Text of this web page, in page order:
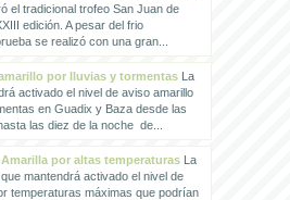
el tradicional trofeo San Juan de
edición. A pesar del frio
se realizó con una gran...
por lluvias y tormentasLa
activado el nivel de aviso amarillo
en Guadix y Baza desde las
las diez de la noche de...
por altas temperaturasLa
mantendrá activado el nivel de
temperaturas máximas que podrían